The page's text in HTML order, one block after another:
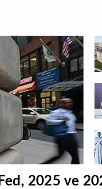
Fed, 2025 ve